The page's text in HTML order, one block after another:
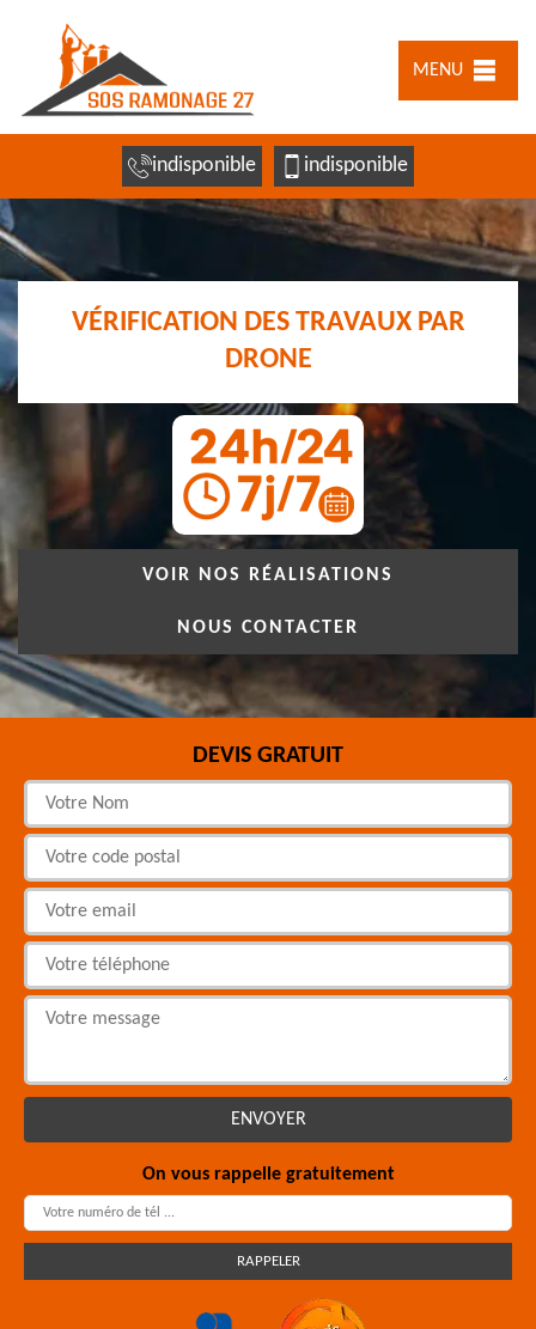
MENU
indisponible indisponible
VÉRIFICATION DES TRAVAUX PAR
DRONE
VOIR NOS RÉALISATIONS
NOUS CONTACTER
DEVIS GRATUIT
On vous rappelle gratuitement